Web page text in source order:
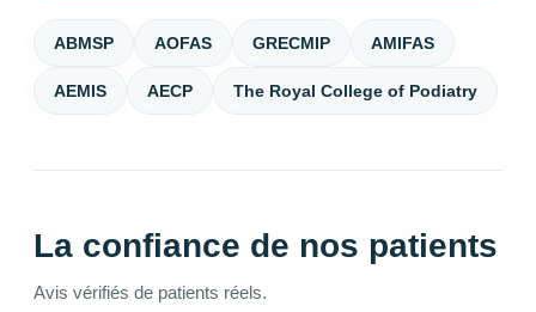
ABMSP AOFAS GRECMIP AMIFAS
AEMIS AECP The Royal College of Podiatry
La confiance de nos patients
Avis vérifiés de patients réels.